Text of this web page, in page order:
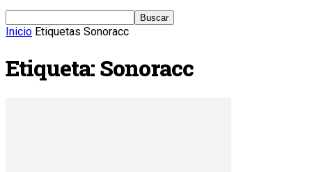
Inicio Etiquetas Sonoracc
Etiqueta: Sonoracc